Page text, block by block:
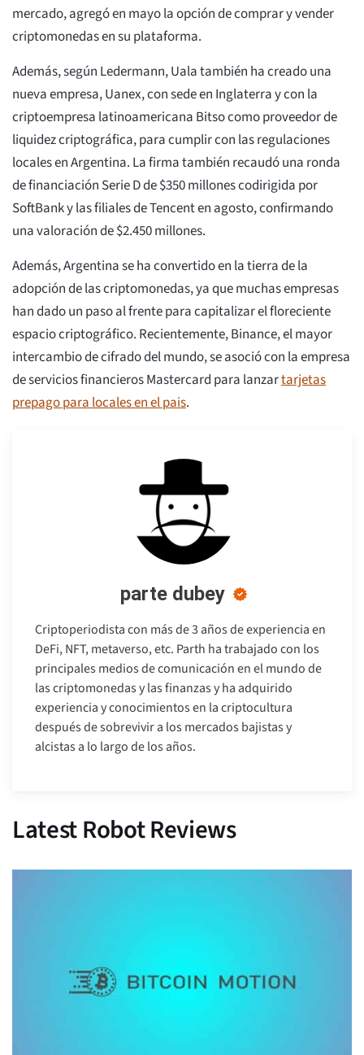
mercado, agregó en mayo la opción de comprar y vender
criptomonedas en su plataforma.
Además, según Ledermann, Uala también ha creado una
nueva empresa, Uanex, con sede en Inglaterra y con la
criptoempresa latinoamericana Bitso como proveedor de
liquidez criptográfica, para cumplir con las regulaciones
locales en Argentina. La firma también recaudó una ronda
de financiación Serie D de $350 millones codirigida por
SoftBank y las filiales de Tencent en agosto, confirmando
una valoración de $2.450 millones.
Además, Argentina se ha convertido en la tierra de la
adopción de las criptomonedas, ya que muchas empresas
han dado un paso al frente para capitalizar el floreciente
espacio criptográfico. Recientemente, Binance, el mayor
intercambio de cifrado del mundo, se asoció con la empresa
de servicios financieros Mastercard para lanzartarjetas
prepago para locales en el pais.
parte dubey
Criptoperiodista con más de 3 años de experiencia en
DeFi, NFT, metaverso, etc. Parth ha trabajado con los
principales medios de comunicación en el mundo de
las criptomonedas y las finanzas y ha adquirido
experiencia y conocimientos en la criptocultura
después de sobrevivir a los mercados bajistas y
alcistas a lo largo de los años.
Latest Robot Reviews